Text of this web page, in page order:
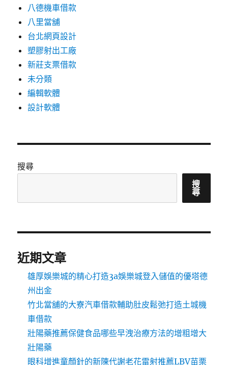
八德機車借款
八里當舖
台北網頁設計
塑膠射出工廠
新莊支票借款
未分類
編輯軟體
設計軟體
搜尋
搜
尋
近期文章
雄厚娛樂城的精心打造3a娛樂城登入儲值的優塔德
州出金
竹北當舖的大寮汽車借款輔助肚皮鬆弛打造土城機
車借款
壯陽藥推薦保健食品哪些早洩治療方法的增粗增大
壯陽藥
眼科增進童顏針的新陳代謝老花雷射推薦LBV苗栗